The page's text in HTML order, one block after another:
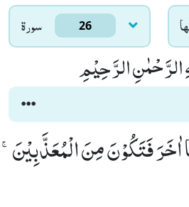
سورۃ 26
الرَّحْمٰنِ الرَّحِیْمِ
اٰخَرَ فَتَكُوْنَ مِنَ الْمُعَذَّبِیْنَۚ